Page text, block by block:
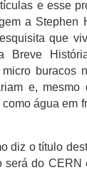
e esse
a Stephen
que
Breve
buracos
e,
água em
diz o título
será do